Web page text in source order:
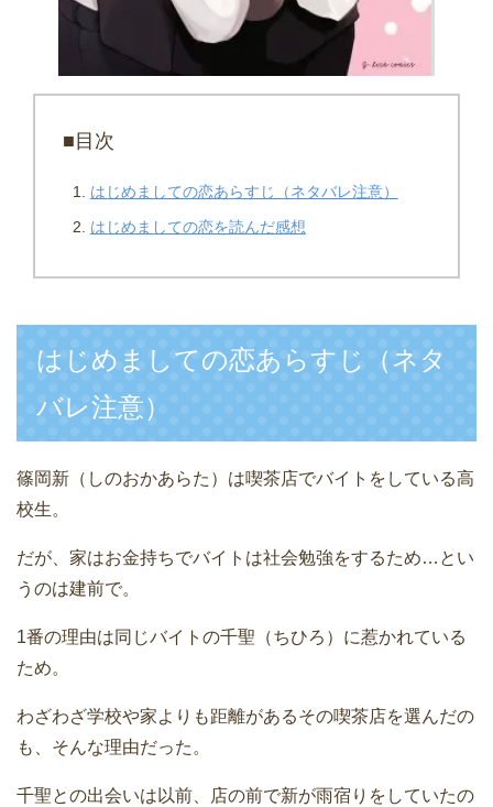
■目次
はじめましての恋あらすじ（ネタバレ注意）
はじめましての恋を読んだ感想
はじめましての恋あらすじ（ネタ
バレ注意）
篠岡新（しのおかあらた）は喫茶店でバイトをしている高
校生。
だが、家はお金持ちでバイトは社会勉強をするため…とい
うのは建前で。
1番の理由は同じバイトの千聖（ちひろ）に惹かれている
ため。
わざわざ学校や家よりも距離があるその喫茶店を選んだの
も、そんな理由だった。
千聖との出会いは以前、店の前で新が雨宿りをしていたの